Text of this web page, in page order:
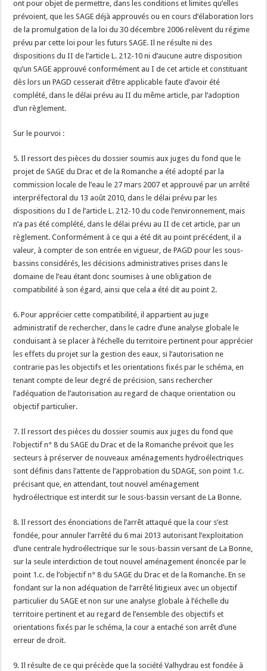
ont pour objet de permettre, dans les conditions et limites qu’elles
prévoient, que les SAGE déjà approuvés ou en cours d’élaboration lors
de la promulgation de la loi du 30 décembre 2006 relèvent du régime
prévu par cette loi pour les futurs SAGE. Il ne résulte ni des
dispositions du II de l’article L. 212-10 ni d’aucune autre disposition
qu’un SAGE approuvé conformément au I de cet article et constituant
dès lors un PAGD cesserait d’être applicable faute d’avoir été
complété, dans le délai prévu au II du même article, par l’adoption
d’un règlement.
Sur le pourvoi :
5. Il ressort des pièces du dossier soumis aux juges du fond que le
projet de SAGE du Drac et de la Romanche a été adopté par la
commission locale de l’eau le 27 mars 2007 et approuvé par un arrêté
interpréfectoral du 13 août 2010, dans le délai prévu par les
dispositions du I de l’article L. 212-10 du code l’environnement, mais
n’a pas été complété, dans le délai prévu au II de cet article, par un
règlement. Conformément à ce qui a été dit au point précédent, il a
valeur, à compter de son entrée en vigueur, de PAGD pour les sous-
bassins considérés, les décisions administratives prises dans le
domaine de l’eau étant donc soumises à une obligation de
compatibilité à son égard, ainsi que cela a été dit au point 2.
6. Pour apprécier cette compatibilité, il appartient au juge
administratif de rechercher, dans le cadre d’une analyse globale le
conduisant à se placer à l’échelle du territoire pertinent pour apprécier
les effets du projet sur la gestion des eaux, si l’autorisation ne
contrarie pas les objectifs et les orientations fixés par le schéma, en
tenant compte de leur degré de précision, sans rechercher
l’adéquation de l’autorisation au regard de chaque orientation ou
objectif particulier.
7. Il ressort des pièces du dossier soumis aux juges du fond que
l’objectif n° 8 du SAGE du Drac et de la Romanche prévoit que les
secteurs à préserver de nouveaux aménagements hydroélectriques
sont définis dans l’attente de l’approbation du SDAGE, son point 1.c.
précisant que, en attendant, tout nouvel aménagement
hydroélectrique est interdit sur le sous-bassin versant de La Bonne.
8. Il ressort des énonciations de l’arrêt attaqué que la cour s’est
fondée, pour annuler l’arrêté du 6 mai 2013 autorisant l’exploitation
d’une centrale hydroélectrique sur le sous-bassin versant de La Bonne,
sur la seule interdiction de tout nouvel aménagement énoncée par le
point 1.c. de l’objectif n° 8 du SAGE du Drac et de la Romanche. En se
fondant sur la non adéquation de l’arrêté litigieux avec un objectif
particulier du SAGE et non sur une analyse globale à l’échelle du
territoire pertinent et au regard de l’ensemble des objectifs et
orientations fixés par le schéma, la cour a entaché son arrêt d’une
erreur de droit.
9. Il résulte de ce qui précède que la société Valhydrau est fondée à